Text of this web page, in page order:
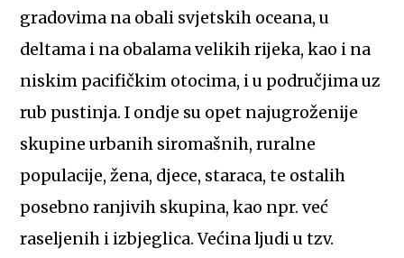
gradovima na obali svjetskih oceana, u
deltama i na obalama velikih rijeka, kao i na
niskim pacifičkim otocima, i u područjima uz
rub pustinja. I ondje su opet najugroženije
skupine urbanih siromašnih, ruralne
populacije, žena, djece, staraca, te ostalih
posebno ranjivih skupina, kao npr. već
raseljenih i izbjeglica. Većina ljudi u tzv.